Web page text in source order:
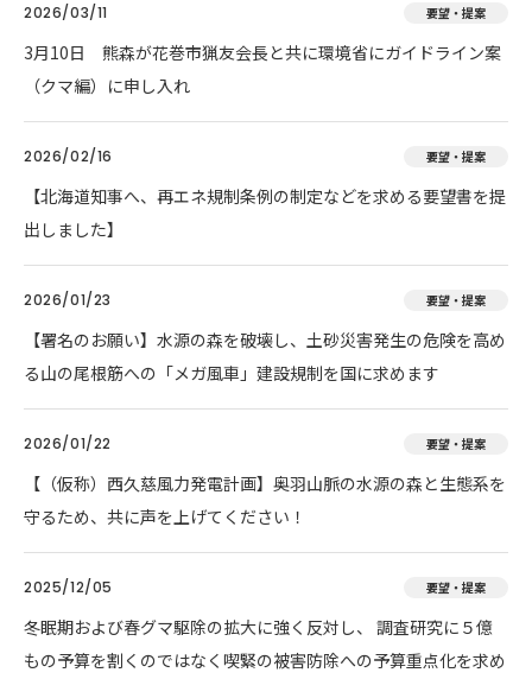
2026/03/11 要望・提案
3月10日 熊森が花巻市猟友会長と共に環境省にガイドライン案
（クマ編）に申し入れ
2026/02/16 要望・提案
【北海道知事へ、再エネ規制条例の制定などを求める要望書を提
出しました】
2026/01/23 要望・提案
【署名のお願い】水源の森を破壊し、土砂災害発生の危険を高め
る山の尾根筋への「メガ風車」建設規制を国に求めます
2026/01/22 要望・提案
【（仮称）西久慈風力発電計画】奥羽山脈の水源の森と生態系を
守るため、共に声を上げてください！
2025/12/05 要望・提案
冬眠期および春グマ駆除の拡大に強く反対し、 調査研究に５億
もの予算を割くのではなく喫緊の被害防除への予算重点化を求め